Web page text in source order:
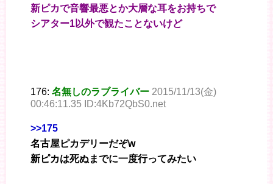
新ピカで音響最悪とか大層な耳をお持ちで
シアター1以外で観たことないけど
176: 名無しのラブライバー 2015/11/13(金)
00:46:11.35 ID:4Kb72QbS0.net
>>175
名古屋ピカデリーだぞw
新ピカは死ぬまでに一度行ってみたい